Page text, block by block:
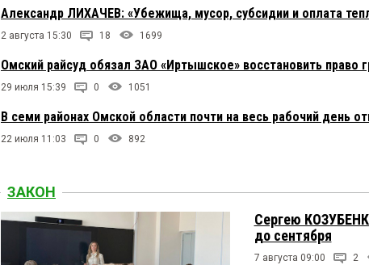
Александр ЛИХАЧЕВ: «Убежища, мусор, субсидии и оплата
2 августа 15:30 18 1699
Омский райсуд обязал ЗАО «Иртышское» восстановить право
29 июля 15:39 0 1051
В семи районах Омской области почти на весь рабочий день
22 июля 11:03 0 892
ЗАКОН
Сергею
до сентября
7 августа 09:00 2